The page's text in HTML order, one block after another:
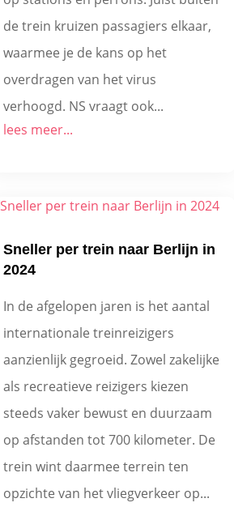
de trein kruizen passagiers elkaar,
waarmee je de kans op het
overdragen van het virus
verhoogd. NS vraagt ook...
lees meer...
Sneller per trein naar Berlijn in
2024
In de afgelopen jaren is het aantal
internationale treinreizigers
aanzienlijk gegroeid. Zowel zakelijke
als recreatieve reizigers kiezen
steeds vaker bewust en duurzaam
op afstanden tot 700 kilometer. De
trein wint daarmee terrein ten
opzichte van het vliegverkeer op...